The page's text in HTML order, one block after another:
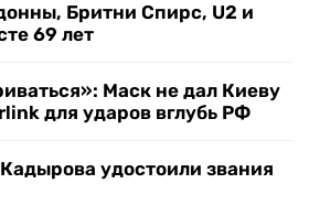
Бритни Спирс, U2 и
69 лет
Маск не дал Киеву
для ударов вглубь РФ
удостоили звания